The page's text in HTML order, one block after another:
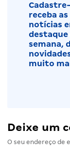
receba as
notícias
destaque
semana,
muito
Deixe um
O seu endereço de